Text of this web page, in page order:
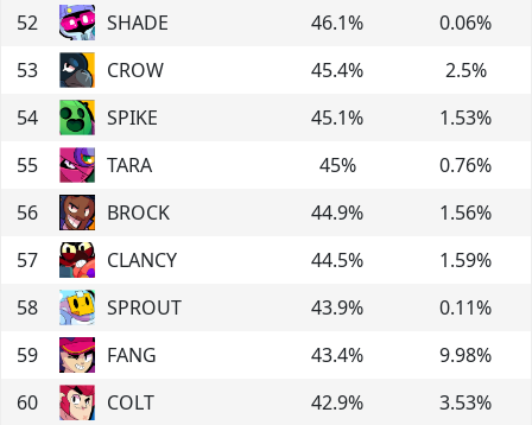
52
SHADE 46.1% 0.06%
53
CROW 45.4% 2.5%
54
SPIKE 45.1% 1.53%
55
TARA 45% 0.76%
56
BROCK 44.9% 1.56%
57
CLANCY 44.5% 1.59%
58
SPROUT 43.9% 0.11%
59
FANG 43.4% 9.98%
60
COLT 42.9% 3.53%